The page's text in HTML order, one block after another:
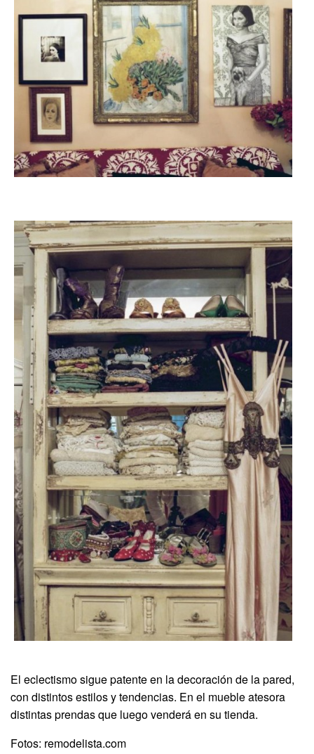
El eclectismo sigue patente en la decoración de la pared,
con distintos estilos y tendencias. En el mueble atesora
distintas prendas que luego venderá en su tienda.
Fotos: remodelista.com